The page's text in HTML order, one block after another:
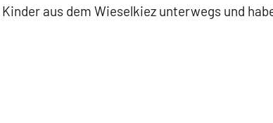
aus dem Wieselkiez unterwegs und